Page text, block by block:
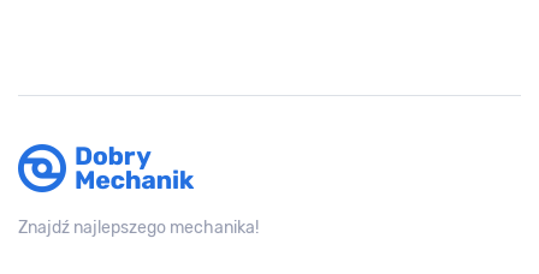
Znajdź najlepszego mechanika!